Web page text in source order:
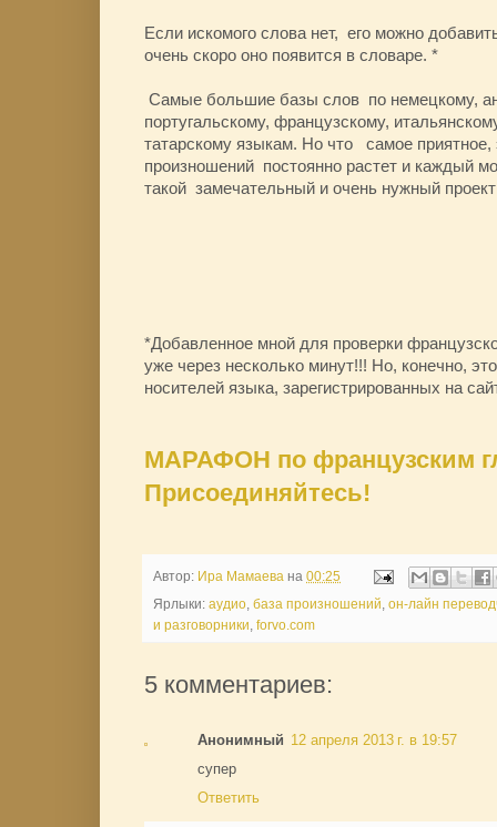
Если искомого слова нет, его можно
очень скоро оно появится в словаре. *
Самые большие базы слов по немецкому,
португальскому, французскому,
татарскому языкам. Но что самое приятное,
произношений постоянно растет и каждый
такой замечательный и очень нужный
*Добавленное мной для проверки
уже через несколько минут!!! Но, конечно,
носителей языка,
МАРАФОН по французским
Присоединяйтесь!
Автор: Ира Мамаева на 00:25
Ярлыки: аудио, база произношений, он-лайн
и разговорники, forvo.com
5 комментариев:
Анонимный 12 апреля 2013 г. в 19:57
супер
Ответить